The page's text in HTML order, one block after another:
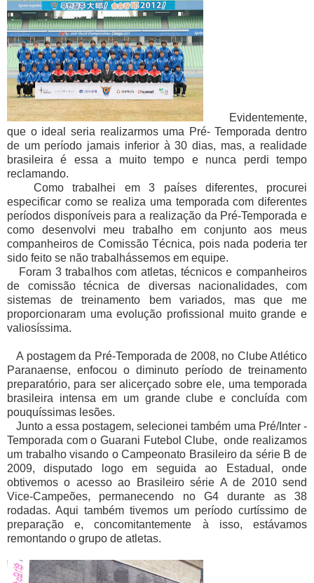
Evidentemente,
que o ideal seria realizarmos uma Pré- Temporada dentro
de um período jamais inferior à 30 dias, mas, a realidade
brasileira é essa a muito tempo e nunca perdi tempo
reclamando.
Como trabalhei em 3 países diferentes, procurei
especificar como se realiza uma temporada com diferentes
períodos disponíveis para a realização da Pré-Temporada e
como desenvolvi meu trabalho em conjunto aos meus
companheiros de Comissão Técnica, pois nada poderia ter
sido feito se não trabalhássemos em equipe.
Foram 3 trabalhos com atletas, técnicos e companheiros
de comissão técnica de diversas nacionalidades, com
sistemas de treinamento bem variados, mas que me
proporcionaram uma evolução profissional muito grande e
valiosíssima.
A postagem da Pré-Temporada de 2008, no Clube Atlético
Paranaense, enfocou o diminuto período de treinamento
preparatório, para ser alicerçado sobre ele, uma temporada
brasileira intensa em um grande clube e concluída com
pouquíssimas lesões.
Junto a essa postagem, selecionei também uma Pré/Inter -
Temporada com o Guarani Futebol Clube, onde realizamos
um trabalho visando o Campeonato Brasileiro da série B de
2009, disputado logo em seguida ao Estadual, onde
obtivemos o acesso ao Brasileiro série A de 2010 send
Vice-Campeões, permanecendo no G4 durante as 38
rodadas. Aqui também tivemos um período curtíssimo de
preparação e, concomitantemente à isso, estávamos
remontando o grupo de atletas.